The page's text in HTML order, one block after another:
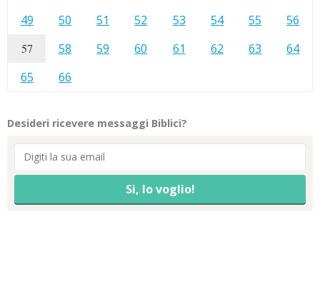
49
50 51 52 53 54 55 56
57 58 59 60 61 62 63
64
65
66
Desideri ricevere messaggi Biblici?